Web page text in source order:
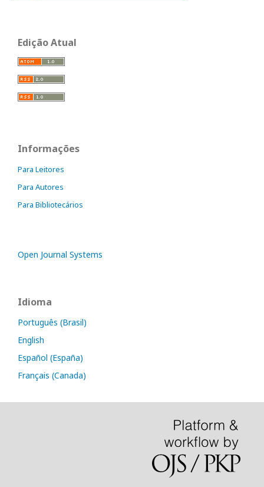
Edição Atual
Informações
Para Leitores
Para Autores
Para Bibliotecários
Open Journal Systems
Idioma
Português (Brasil)
English
Español (España)
Français (Canada)